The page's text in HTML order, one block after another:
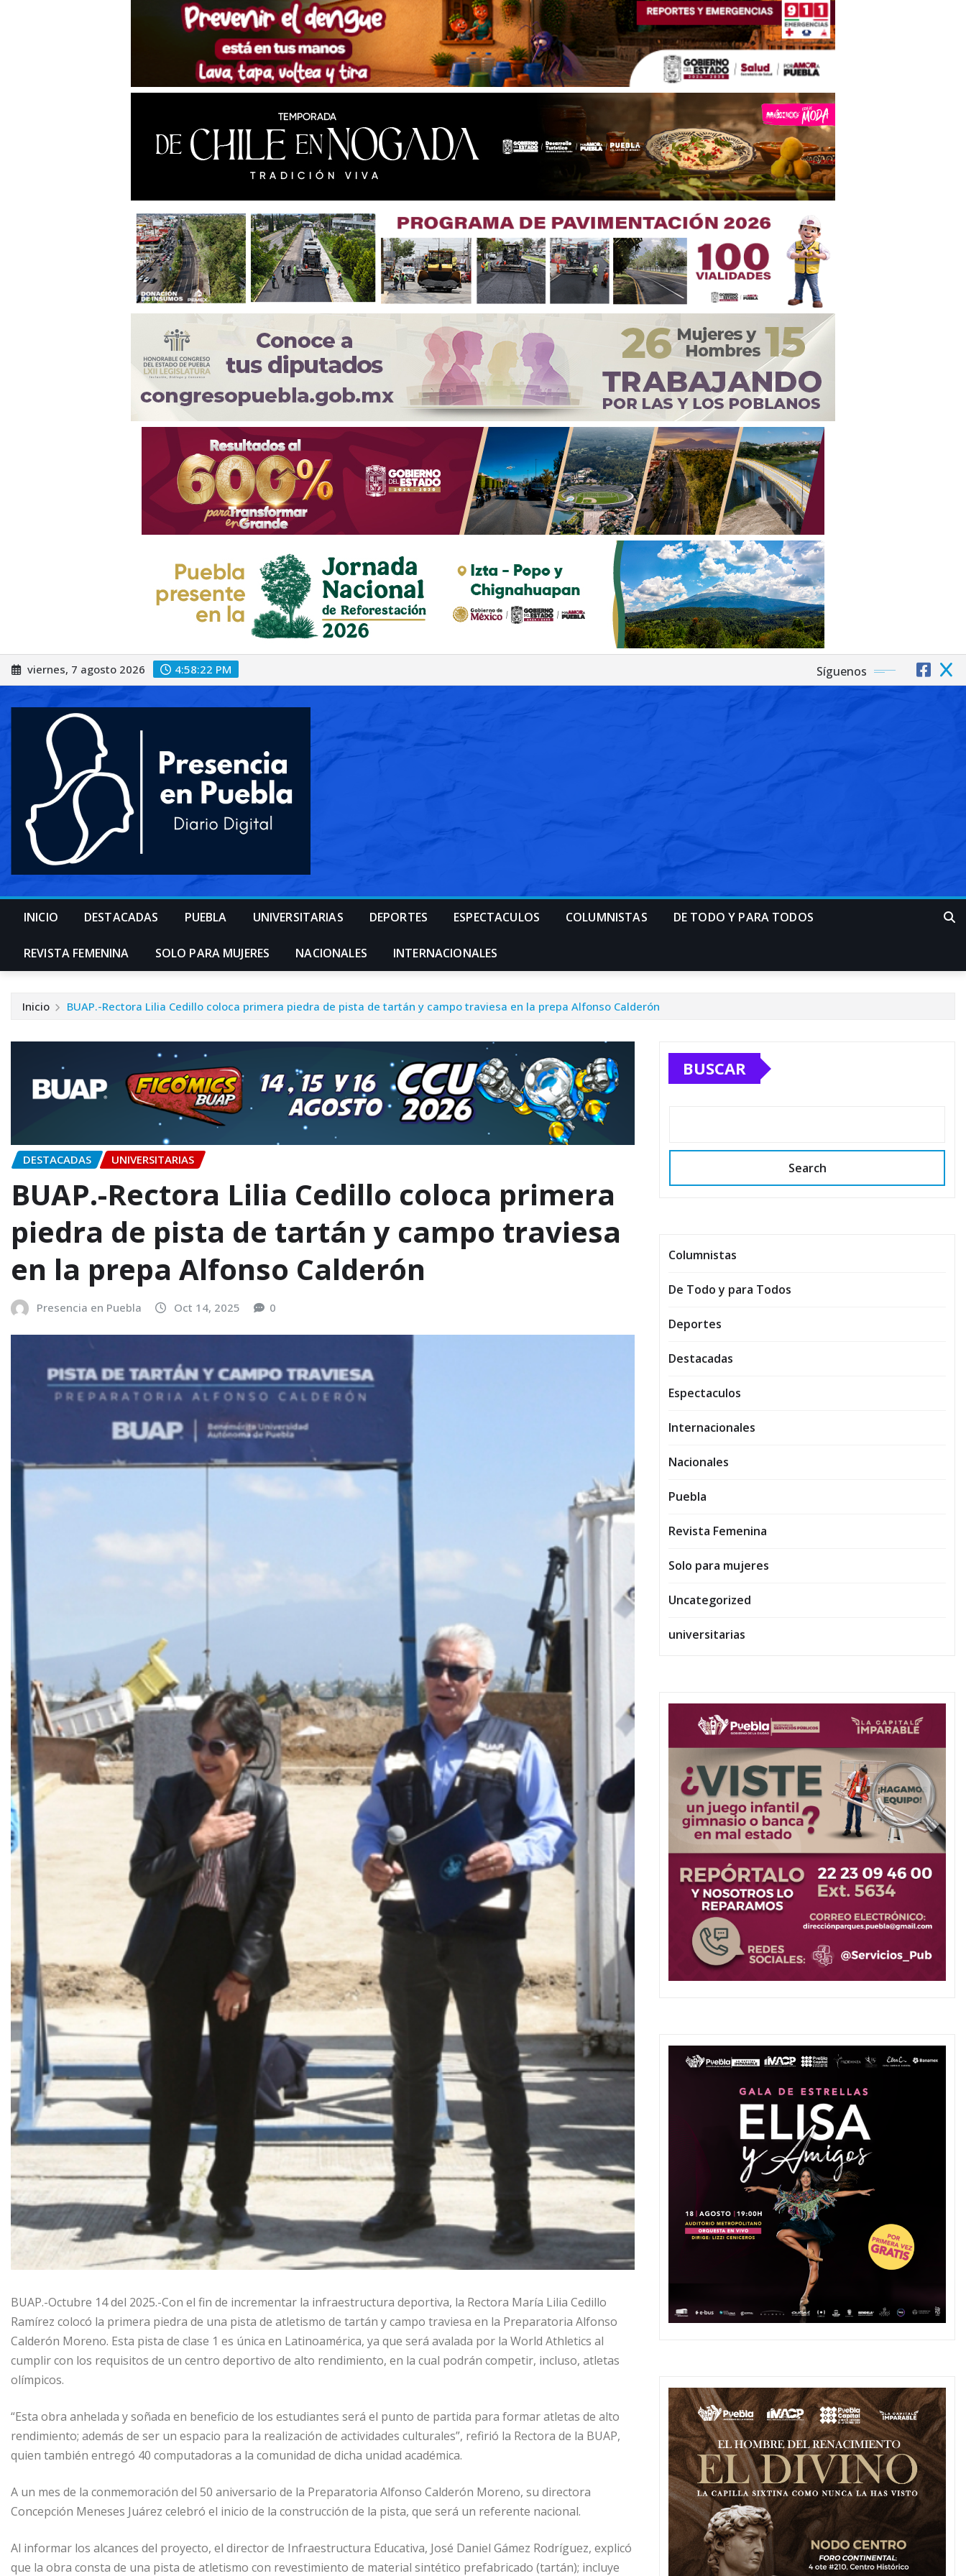
Saltar
al
viernes, 7 agosto 2026 4:58:25 PM Síguenos
INICIO DESTACADAS PUEBLA UNIVERSITARIAS DEPORTES ESPECTACULOS COLUMNISTAS DE TODO Y PARA TODOS
REVISTA FEMENINA SOLO PARA MUJERES NACIONALES INTERNACIONALES
Inicio BUAP.-Rectora Lilia Cedillo coloca primera piedra de pista de tartán y campo traviesa en la prepa Alfonso Calderón
DESTACADAS UNIVERSITARIAS
BUAP.-Rectora Lilia Cedillo coloca primera
piedra de pista de tartán y campo traviesa
en la prepa Alfonso Calderón
Presencia en Puebla Oct 14, 2025 0
BUAP.-Octubre 14 del 2025.-Con el fin de incrementar la infraestructura deportiva, la Rectora María Lilia Cedillo
Ramírez colocó la primera piedra de una pista de atletismo de tartán y campo traviesa en la Preparatoria Alfonso
Calderón Moreno. Esta pista de clase 1 es única en Latinoamérica, ya que será avalada por la World Athletics al
cumplir con los requisitos de un centro deportivo de alto rendimiento, en la cual podrán competir, incluso, atletas
olímpicos.
“Esta obra anhelada y soñada en beneficio de los estudiantes será el punto de partida para formar atletas de alto
rendimiento; además de ser un espacio para la realización de actividades culturales”, refirió la Rectora de la BUAP,
quien también entregó 40 computadoras a la comunidad de dicha unidad académica.
A un mes de la conmemoración del 50 aniversario de la Preparatoria Alfonso Calderón Moreno, su directora
Concepción Meneses Juárez celebró el inicio de la construcción de la pista, que será un referente nacional.
Al informar los alcances del proyecto, el director de Infraestructura Educativa, José Daniel Gámez Rodríguez, explicó
que la obra consta de una pista de atletismo con revestimiento de material sintético prefabricado (tartán); incluye
BUSCAR
Search
Columnistas
De Todo y para Todos
Deportes
Destacadas
Espectaculos
Internacionales
Nacionales
Puebla
Revista Femenina
Solo para mujeres
Uncategorized
universitarias